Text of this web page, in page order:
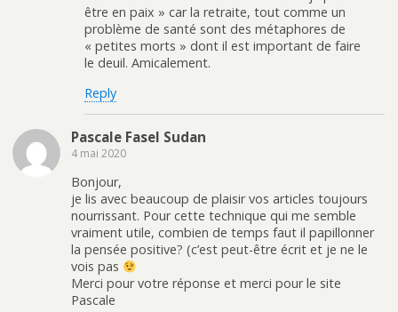
être en paix » car la retraite, tout comme un
problème de santé sont des métaphores de
« petites morts » dont il est important de faire
le deuil. Amicalement.
Reply
Pascale Fasel Sudan
4 mai 2020
Bonjour,
je lis avec beaucoup de plaisir vos articles toujours
nourrissant. Pour cette technique qui me semble
vraiment utile, combien de temps faut il papillonner
la pensée positive? (c’est peut-être écrit et je ne le
vois pas
Merci pour votre réponse et merci pour le site
Pascale